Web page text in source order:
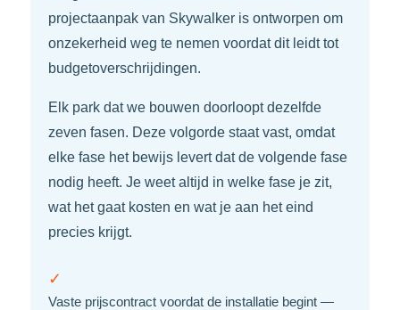
projectaanpak van Skywalker is ontworpen om
onzekerheid weg te nemen voordat dit leidt tot
budgetoverschrijdingen.
Elk park dat we bouwen doorloopt dezelfde
zeven fasen. Deze volgorde staat vast, omdat
elke fase het bewijs levert dat de volgende fase
nodig heeft. Je weet altijd in welke fase je zit,
wat het gaat kosten en wat je aan het eind
precies krijgt.
✓
Vaste prijscontract voordat de installatie begint —